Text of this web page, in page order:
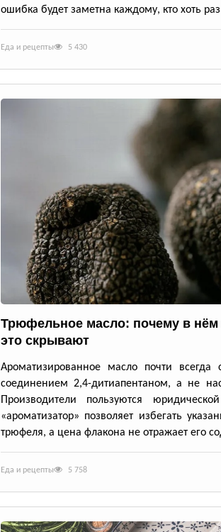
ошибка будет заметна каждому, кто хоть
Еда и рецепты 5 430
Трюфельное масло: почему в нём
это скрывают
Ароматизированное масло почти всегда
соединением 2,4-дитиапентаном, а не
Производители пользуются
«ароматизатор» позволяет избегать
трюфеля, а цена флакона не отражает его
Еда и рецепты 5 758